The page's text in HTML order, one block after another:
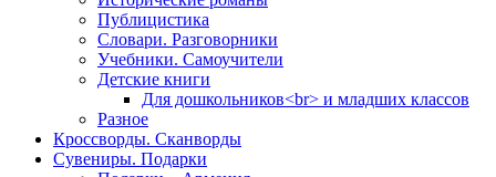
Публицистика
Словари. Разговорники
Учебники. Самоучители
Детские книги
Для дошкольников<br> и младших классов
Разное
Кроссворды. Сканворды
Сувениры. Подарки